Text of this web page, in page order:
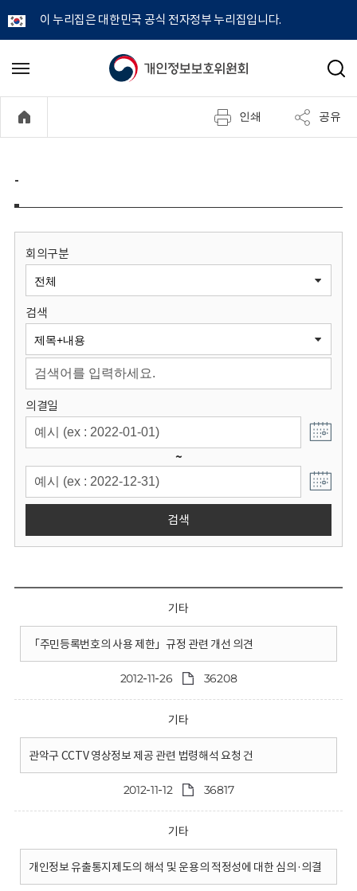
이 누리집은 대한민국 공식 전자정부 누리집입니다.
개
정
보
원
회
메
기
검
인쇄 공유
-
회의구분
검색
의결일
~
검색
기타
「주민등록번호의 사용 제한」규정 관련 개선 의견
2012-11-26 36208
기타
관악구 CCTV 영상정보 제공 관련 법령해석 요청 건
2012-11-12 36817
기타
개인정보 유출통지제도의 해석 및 운용의 적정성에 대한 심의·의결